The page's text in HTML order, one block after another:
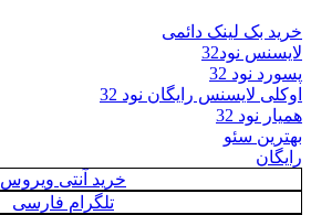
خرید بک لینک دائمی
لایسنس نود32
پسورد نود 32
اوکلی لایسنس رایگان نود 32
همیار نود 32
بهترین سئو
رایگان
خرید آنتی ویروس
تلگرام فارسی